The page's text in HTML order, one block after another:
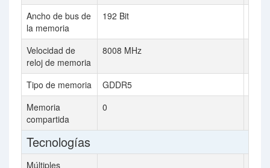
Ancho de bus de
la memoria
192 Bit
Velocidad de
reloj de memoria
8008 MHz
Tipo de memoria GDDR5
Memoria
compartida
0
Tecnologías
Múltiples